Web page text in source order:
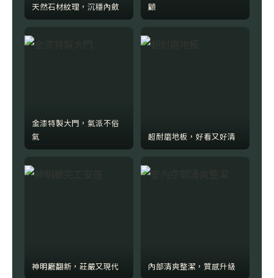
天然石材紋理，沉穩內斂
顧
金漆特製大門，氣派不俗
氣
超耐磨地板，好看又好清
神明廳翻新，莊嚴又現代 內部清爽整潔，質感升級